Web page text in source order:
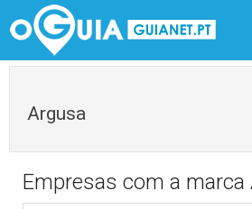
Argusa
Empresas com a marca